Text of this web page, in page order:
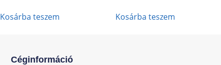
Kosárba teszem Kosárba teszem
Céginformáció